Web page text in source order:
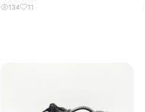
134 11